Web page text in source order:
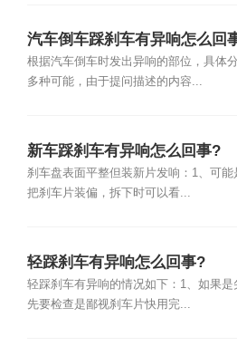
汽车倒车踩刹车有异响怎么回
根据汽车倒车时发出异响的部位，具体
多种可能，由于提问描述的内容...
新车踩刹车有异响怎么回事?
刹车盘表面平整但装新片发响：1、可能
把刹车片装偏，拆下时可以看...
轻踩刹车有异响怎么回事?
轻踩刹车有异响的情况如下：1、如果是
先要检查是鄙视刹车片快用完...